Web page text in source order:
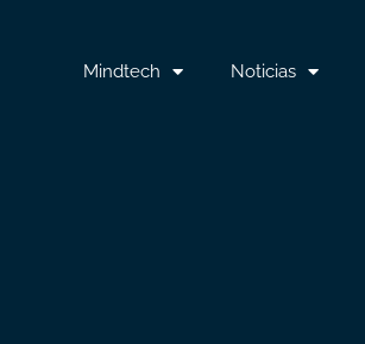
Mindtech Noticias